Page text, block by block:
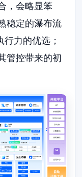
，会略显笨
稳定的瀑布流
力的优选；
管控带来的初